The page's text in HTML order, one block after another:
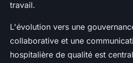
travail.
L'évolution vers une
collaborative et une
hospitalière de qualité est